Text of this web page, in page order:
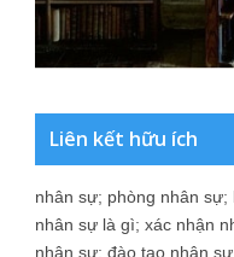
Liên kết hữu ích
nhân sự; phòng nhân sự;
nhân sự là gì; xác nhận
nhân sự; đào tạo nhân sự